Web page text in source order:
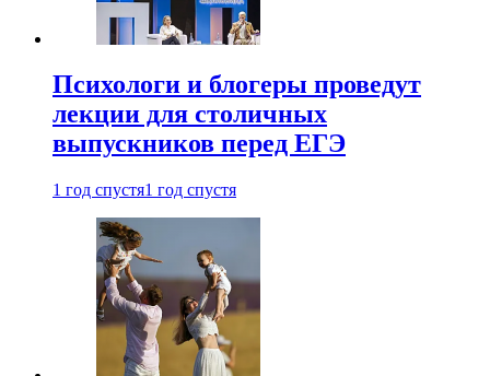
Психологи и блогеры проведут
лекции для столичных
выпускников перед ЕГЭ
1 год спустя1 год спустя